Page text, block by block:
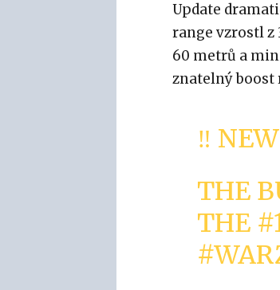
Update
range vzrostl z
60 metrů a
znatelný boost
‼️
THE
THE